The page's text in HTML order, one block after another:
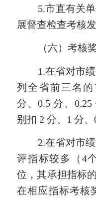
5.市直有关
展督查检查考核
（六）考核
1.在省对市
列全省前三名
分、0.5 分、
别扣 2 分、1 分、
2.在省对市
评指标较多（4
位，其承担指标
在相应指标考核